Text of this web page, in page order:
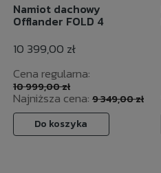
Namiot dachowy
Offlander FOLD 4
10 399,00 zł
Cena regularna:
10 999,00 zł
Najniższa cena: 9 349,00 zł
Do koszyka